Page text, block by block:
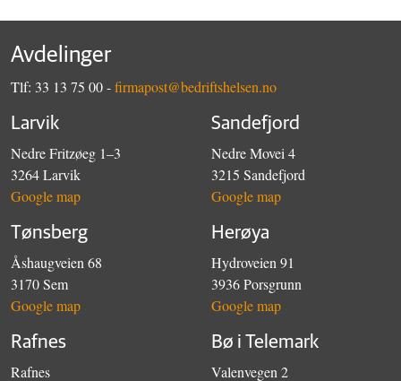
Avdelinger
Tlf: 33 13 75 00 -firmapost@bedriftshelsen.no
Larvik
Nedre Fritzøeg 1–3
3264 Larvik
Google map
Sandefjord
Nedre Movei 4
3215 Sandefjord
Google map
Tønsberg
Åshaugveien 68
3170 Sem
Google map
Herøya
Hydroveien 91
3936 Porsgrunn
Google map
Rafnes
Rafnes
Bø i Telemark
Valenvegen 2